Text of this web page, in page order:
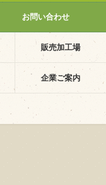
販売加工場
企業ご案内
お問い合わせ